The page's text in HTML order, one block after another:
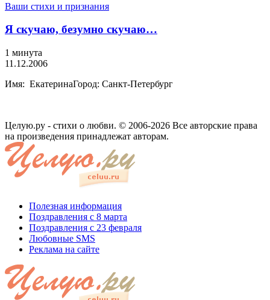
Ваши стихи и признания
Я скучаю, безумно скучаю…
1 минута
11.12.2006
Имя: ЕкатеринаГород: Санкт-Петербург
Целую.ру - стихи о любви. © 2006-2026 Все авторские права
на произведения принадлежат авторам.
Полезная информация
Поздравления с 8 марта
Поздравления с 23 февраля
Любовные SMS
Реклама на сайте